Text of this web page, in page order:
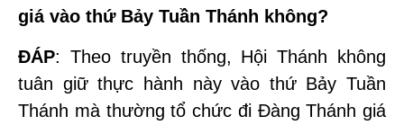
giá vào thứ Bảy Tuần Thánh không?
ĐÁP: Theo truyền thống, Hội Thánh không
tuân giữ thực hành này vào thứ Bảy Tuần
Thánh mà thường tổ chức đi Đàng Thánh giá